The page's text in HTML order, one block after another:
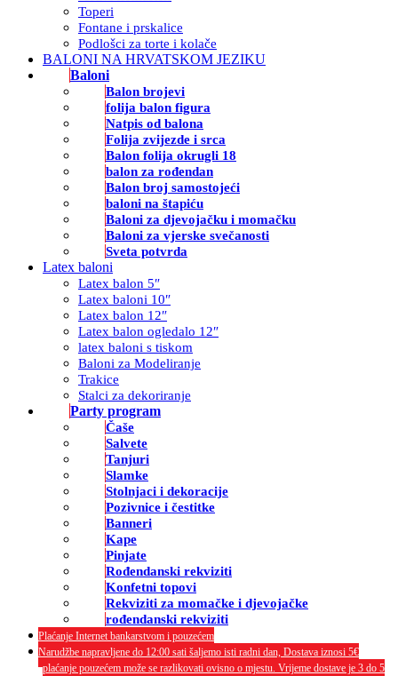
Toperi
Fontane i prskalice
Podlošci za torte i kolače
BALONI NA HRVATSKOM JEZIKU
Baloni
Balon brojevi
folija balon figura
Natpis od balona
Folija zvijezde i srca
Balon folija okrugli 18
balon za rođendan
Balon broj samostojeći
baloni na štapiću
Baloni za djevojačku i momačku
Baloni za vjerske svečanosti
Sveta potvrda
Latex baloni
Latex balon 5″
Latex baloni 10″
Latex balon 12″
Latex balon ogledalo 12″
latex baloni s tiskom
Baloni za Modeliranje
Trakice
Stalci za dekoriranje
Party program
Čaše
Salvete
Tanjuri
Slamke
Stolnjaci i dekoracije
Pozivnice i čestitke
Banneri
Kape
Pinjate
Rođendanski rekviziti
Konfetni topovi
Rekviziti za momačke i djevojačke
rođendanski rekviziti
Plaćanje Internet bankarstvom i pouzećem
Narudžbe napravljene do 12:00 sati šaljemo isti radni dan, Dostava iznosi 5€
plaćanje pouzećem može se razlikovati ovisno o mjestu. Vrijeme dostave je 3 do 5